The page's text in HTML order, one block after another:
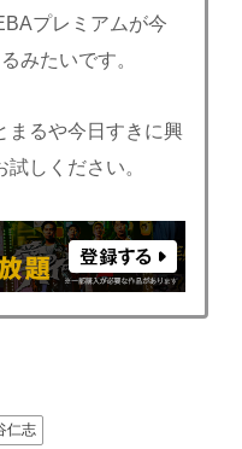
プレミアムが今
みたいです。
まるや今日すきに興
しください。
仁志